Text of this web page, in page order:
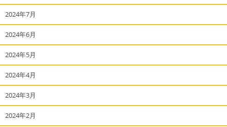
2024年7月
2024年6月
2024年5月
2024年4月
2024年3月
2024年2月